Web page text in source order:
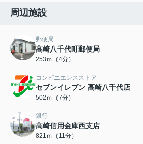
周辺施設
郵便局
高崎八千代町郵便局
253ｍ（4分）
コンビニエンスストア
セブンイレブン 高崎八千代店
502ｍ（7分）
銀行
高崎信用金庫西支店
821ｍ（11分）